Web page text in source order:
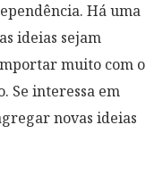
Há uma
ideias sejam
muito com o
Se interessa em
novas ideias